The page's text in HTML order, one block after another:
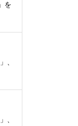
を
、
、